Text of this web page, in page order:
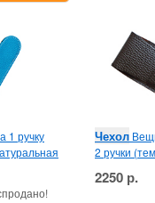
1 ручку
Чехол
2 ручки
2250 р.